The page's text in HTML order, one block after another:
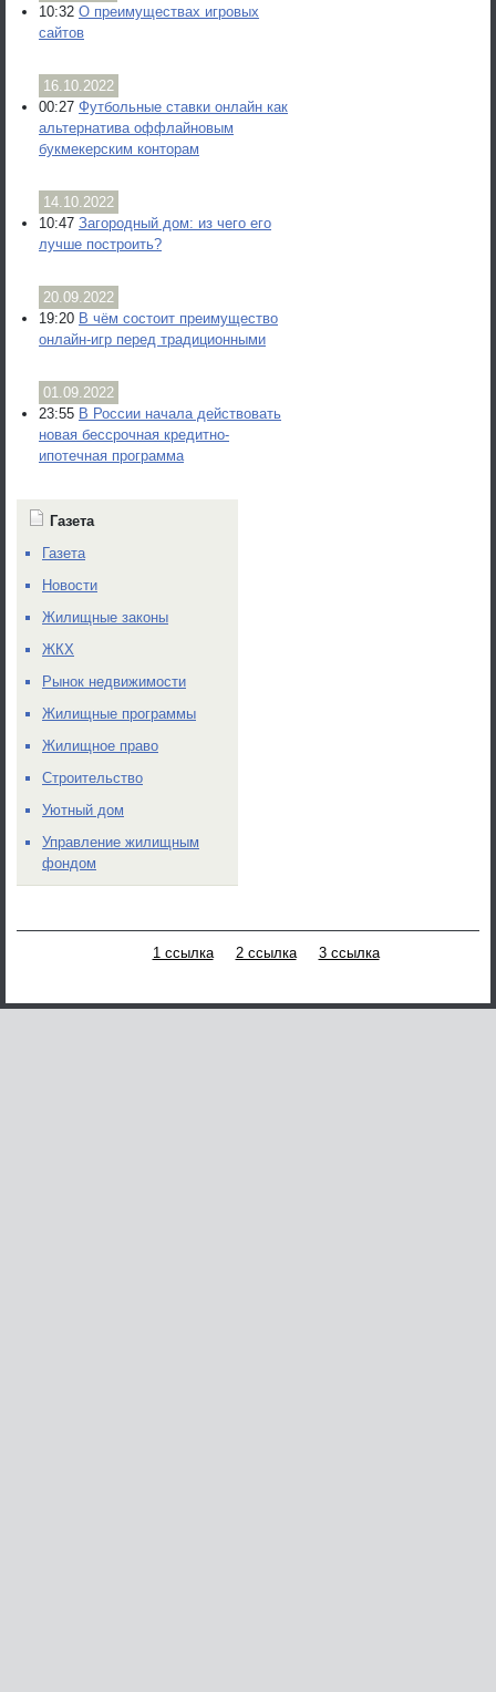
10:32 О преимуществах игровых
сайтов
16.10.2022
00:27 Футбольные ставки онлайн как
альтернатива оффлайновым
букмекерским конторам
14.10.2022
10:47 Загородный дом: из чего его
лучше построить?
20.09.2022
19:20 В чём состоит преимущество
онлайн-игр перед традиционными
01.09.2022
23:55 В России начала действовать
новая бессрочная кредитно-
ипотечная программа
Газета
Газета
Новости
Жилищные законы
ЖКХ
Рынок недвижимости
Жилищные программы
Жилищное право
Строительство
Уютный дом
Управление жилищным
фондом
1 ссылка 2 ссылка 3 ссылка